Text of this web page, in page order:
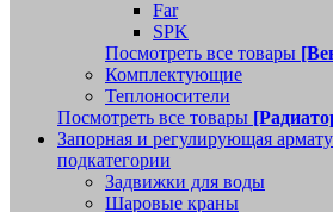
Far
SPK
Посмотреть все товары
Комплектующие
Теплоносители
Посмотреть все товары
Запорная и регулирующая
подкатегории
Задвижки для воды
Шаровые краны